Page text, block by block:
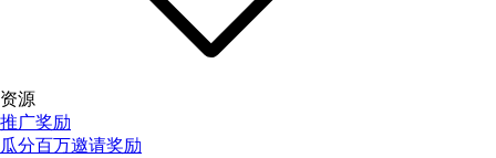
资源
推广奖励
瓜分百万邀请奖励